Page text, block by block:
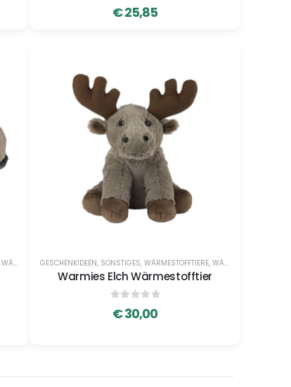
out of 5
€25,85
WÄRMESTOFFTIERE GESCHENKIDEEN, SONSTIGES, WÄRMESTOFFTIERE, WÄRMESTOFFTIERE
Warmies Elch Wärmestofftier
out of 5
€30,00